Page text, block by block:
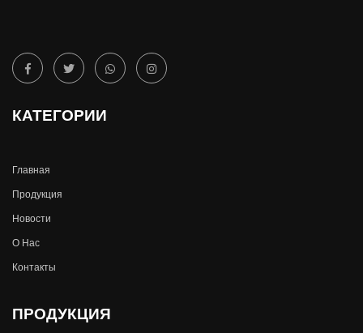
КАТЕГОРИИ
Главная
Продукция
Новости
О Hас
Контакты
ПРОДУКЦИЯ